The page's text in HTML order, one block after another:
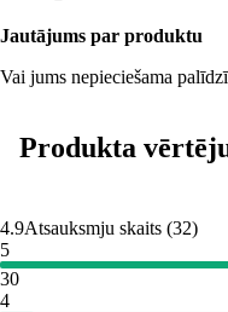
Jautājums par produktu
Vai jums nepieciešama
Produkta
4.9Atsauksmju skaits (32)
5
30
4